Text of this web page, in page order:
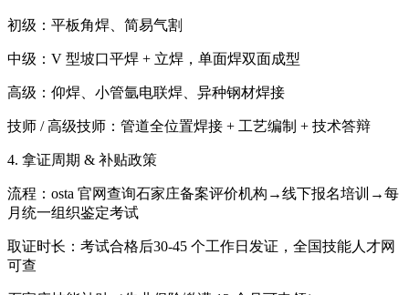
初级：平板角焊、简易气割
中级：V 型坡口平焊 + 立焊，单面焊双面成型
高级：仰焊、小管氩电联焊、异种钢材焊接
技师 / 高级技师：管道全位置焊接 + 工艺编制 + 技术答辩
4. 拿证周期 & 补贴政策
流程：osta 官网查询石家庄备案评价机构→线下报名培训→每
月统一组织鉴定考试
取证时长：考试合格后30-45 个工作日发证，全国技能人才网
可查